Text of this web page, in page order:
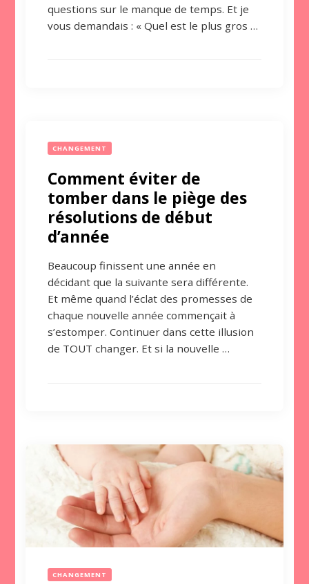
questions sur le manque de temps. Et je
vous demandais : « Quel est le plus gros …
CHANGEMENT
Comment éviter de
tomber dans le piège des
résolutions de début
d’année
Beaucoup finissent une année en
décidant que la suivante sera différente.
Et même quand l’éclat des promesses de
chaque nouvelle année commençait à
s’estomper. Continuer dans cette illusion
de TOUT changer. Et si la nouvelle …
CHANGEMENT